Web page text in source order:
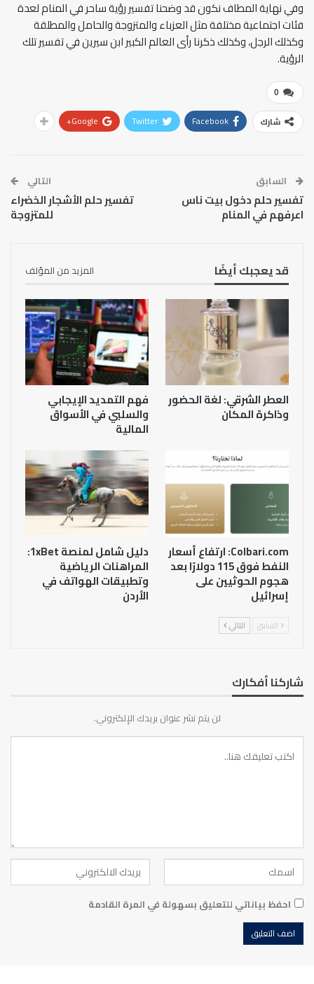
وفي نهاية المطاف نكون قد وضحنا تفسير رؤية ساحر في المنام لعدة
فئات اجتماعية مختلفة مثل العزباء والمتزوجة والحامل والمطلقة
وكذلك الرجل، وكذلك ذكرنا رأى العالم الكبير ابن سيرين في تفسير تلك
الرؤية.
0
شارك Facebook
Twitter
Google+
السابق
تفسير حلم دخول بيت ناس
اعرفهم في المنام
التالي
تفسير حلم الأشجار الخضراء
للمتزوجة
قد يعجبك أيضًا المزيد من المؤلف
العطر الشرقي: لغة الحضور
وذاكرة المكان
فهم التمديد الإيجابي
والسلبي في الأسواق
المالية
Colbari.com: ارتفاع أسعار
النفط فوق 115 دولارًا بعد
هجوم الحوثيين على
إسرائيل
دليل شامل لمنصة 1xBet:
المراهنات الرياضية
وتطبيقات الهواتف في
الأردن
السابق التالي
شاركنا أفكارك
لن يتم نشر عنوان بريدك الإلكتروني.
احفظ بياناتي للتعليق بسهولة في المرة القادمة